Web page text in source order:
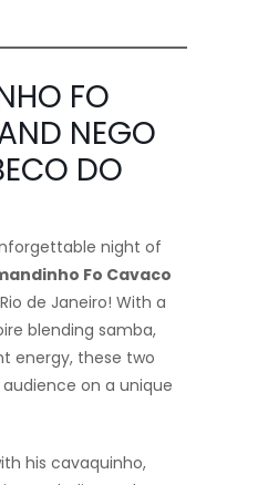
FO
NEGO
DO
night of
Fo Cavaco
de Janeiro! With a
blending samba,
energy, these two
on a unique
his cavaquinho,